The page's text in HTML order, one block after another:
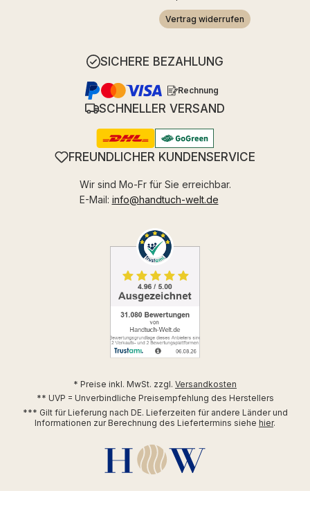
Vertrag widerrufen
SICHERE BEZAHLUNG
Rechnung
SCHNELLER VERSAND
FREUNDLICHER KUNDENSERVICE
Wir sind Mo-Fr für Sie erreichbar.
E-Mail: info@handtuch-welt.de
* Preise inkl. MwSt. zzgl. Versandkosten
** UVP = Unverbindliche Preisempfehlung des Herstellers
*** Gilt für Lieferung nach DE. Lieferzeiten für andere Länder und
Informationen zur Berechnung des Liefertermins siehe hier.